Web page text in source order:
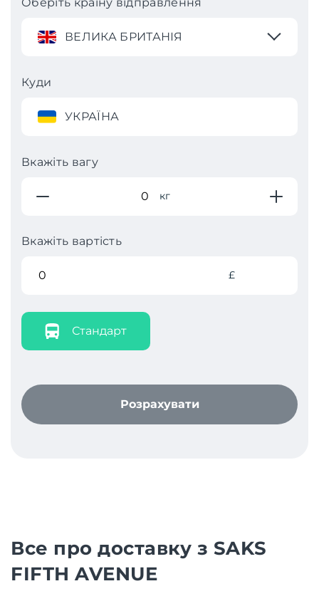
ВЕЛИКА БРИТАНІЯ
Куди
УКРАЇНА
Вкажіть вагу
кг
Вкажіть вартість
£
Стандарт
Розрахувати
Все про доставку з SAKS
FIFTH AVENUE